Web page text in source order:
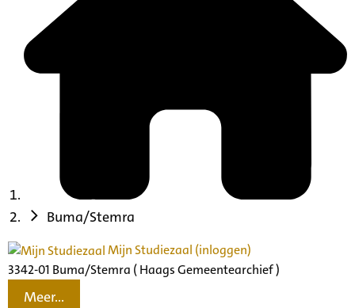
Buma/Stemra
Mijn Studiezaal (inloggen)
3342-01 Buma/Stemra ( Haags Gemeentearchief )
Meer...